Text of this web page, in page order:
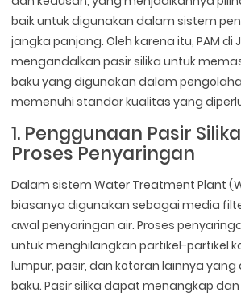
baik untuk digunakan dalam sistem
jangka panjang. Oleh karena itu, PAM di
mengandalkan pasir silika untuk
baku yang digunakan dalam
memenuhi standar kualitas yang
1. Penggunaan Pasir
Proses Penyaringan
Dalam sistem Water Treatment Plant
biasanya digunakan sebagai media
awal penyaringan air. Proses
untuk menghilangkan partikel-partikel
lumpur, pasir, dan kotoran lainnya
baku. Pasir silika dapat menangkap